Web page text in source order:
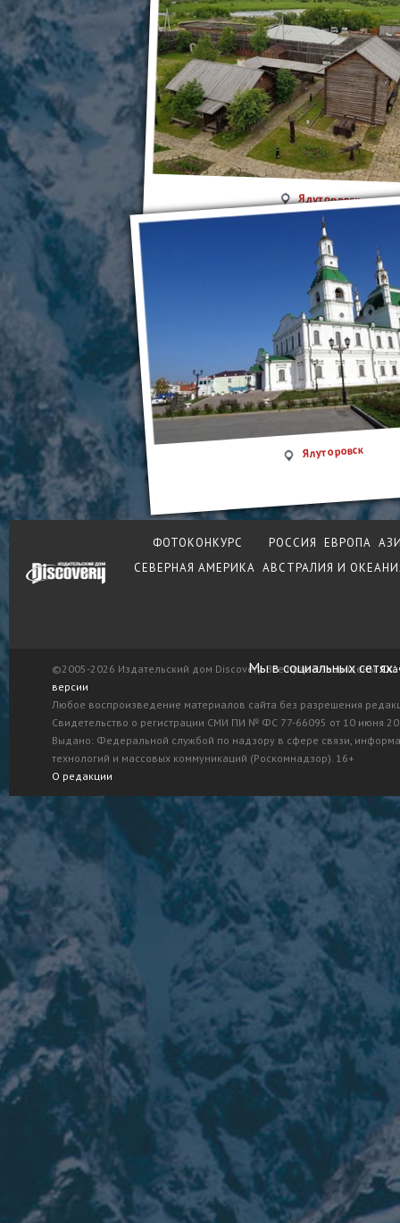
Ялуторовск
Ялуторовск
ФОТОКОНКУРС РОССИЯ ЕВРОПА
СЕВЕРНАЯ АМЕРИКА АВСТРАЛИЯ И
©2005-2026 Издательский дом Discovery. Все права защищены.
версии
Любое воспроизведение материалов сайта без разрешения
Свидетельство о регистрации СМИ ПИ № ФС 77-66095 от 10 июня
Выдано: Федеральной службой по надзору в сфере связи,
технологий и массовых коммуникаций (Роскомнадзор). 16+
О редакции
Мы в социальных сетях: